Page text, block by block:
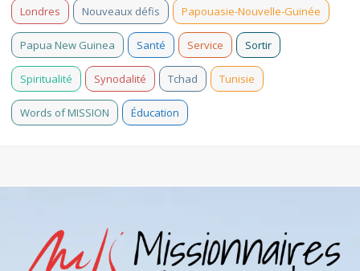
Londres Nouveaux défis Papouasie-Nouvelle-Guinée
Papua New Guinea Santé Service Sortir
Spiritualité Synodalité Tchad Tunisie
Words of MISSION Éducation